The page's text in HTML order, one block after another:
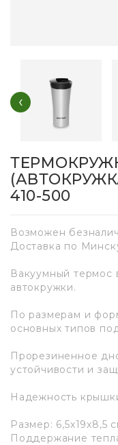
‹
410-500
Возможен
Доставка по
Вакуумный термос
автокружки.
По размерам и
основных типов
Прорезиненное
устойчивости и
Надежность
Размер: 6,5х19х8,5
Поддержание